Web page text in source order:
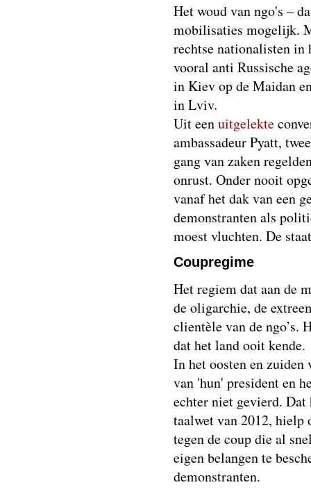
Het woud van ngo's –
mobilisaties mogelijk.
rechtse nationalisten in
vooral anti Russische
in Kiev op de Maidan
in Lviv.
Uit eenuitgelekte
ambassadeur Pyatt,
gang van zaken
onrust. Onder nooit
vanaf het dak van een
demonstranten als
moest vluchten. De
Coupregime
Het regiem dat aan de
de oligarchie, de
clientèle van de ngo’s.
dat het land ooit kende.
In het oosten en
van 'hun' president en
echter niet gevierd. Dat
taalwet van 2012, hielp
tegen de coup die al
eigen belangen te
demonstranten.